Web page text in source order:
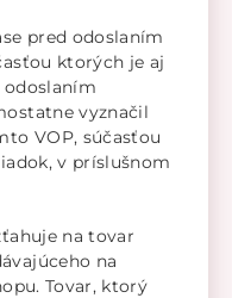
pred odoslaním
ktorých je aj
odoslaním
vyznačil
VOP, súčasťou
v príslušnom
na tovar
na
Tovar, ktorý